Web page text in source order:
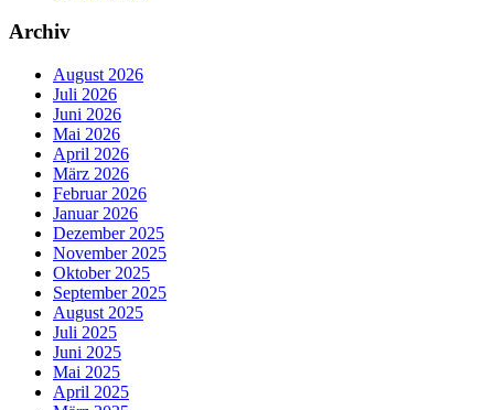
Archiv
August 2026
Juli 2026
Juni 2026
Mai 2026
April 2026
März 2026
Februar 2026
Januar 2026
Dezember 2025
November 2025
Oktober 2025
September 2025
August 2025
Juli 2025
Juni 2025
Mai 2025
April 2025